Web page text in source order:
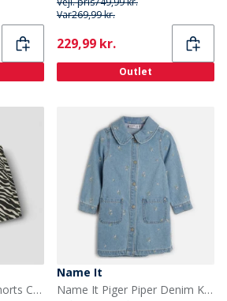
Var269,99 kr.
Current
229,99 kr.
Outlet
Name It Piger Rose Shorts Cement Zebra
Name It
Name It Piger Piper Denim Kjole Light Blue Denim